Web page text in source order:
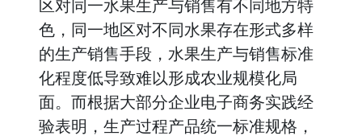
区对同一水果生产与销售有不同地方特
色，同一地区对不同水果存在形式多样
的生产销售手段，水果生产与销售标准
化程度低导致难以形成农业规模化局
面。而根据大部分企业电子商务实践经
验表明，生产过程产品统一标准规格，